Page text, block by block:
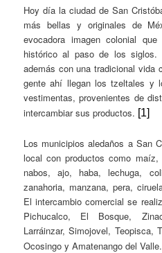
Hoy día la ciudad de San
más bellas y originales de
evocadora imagen colonial
histórico al paso de los siglos.
además con una tradicional vida
gente ahí llegan los tzeltales y
vestimentas, provenientes de
intercambiar sus productos. [1]
Los municipios aledaños a San
local con productos como
nabos, ajo, haba, lechuga,
zanahoria, manzana, pera,
El intercambio comercial se
Pichucalco, El Bosque,
Larráinzar, Simojovel, Teopisca,
Ocosingo y Amatenango del Valle.